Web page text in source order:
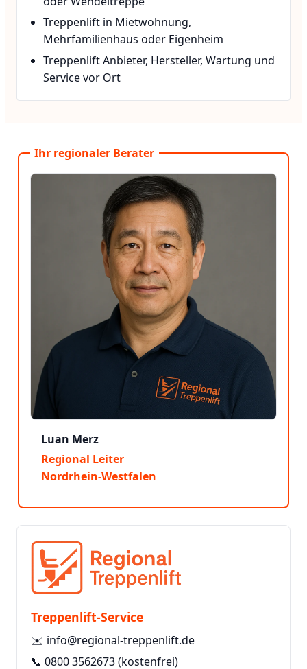
Treppenlift in Mietwohnung,
Mehrfamilienhaus oder Eigenheim
Treppenlift Anbieter, Hersteller, Wartung und
Service vor Ort
Ihr regionaler Berater
Luan Merz
Regional Leiter
Nordrhein-Westfalen
Treppenlift-Service
✉️ info@regional-treppenlift.de
📞 0800 3562673(kostenfrei)